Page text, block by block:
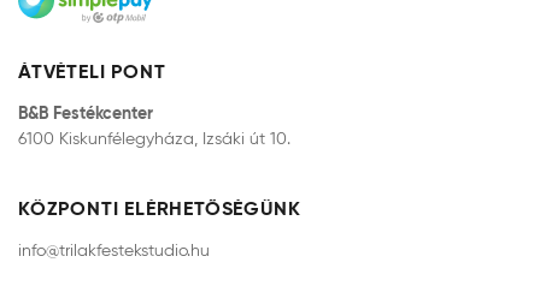
ÁTVÉTELI PONT
B&B Festékcenter
6100 Kiskunfélegyháza, Izsáki út 10.
KÖZPONTI ELÉRHETŐSÉGÜNK
info@trilakfestekstudio.hu